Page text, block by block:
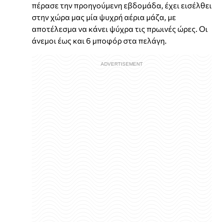
πέρασε την προηγούμενη εβδομάδα, έχει εισέλθει
στην χώρα μας μία ψυχρή αέρια μάζα, με
αποτέλεσμα να κάνει ψύχρα τις πρωινές ώρες. Οι
άνεμοι έως και 6 μποφόρ στα πελάγη.